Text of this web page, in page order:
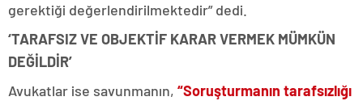
gerektiği değerlendirilmektedir” dedi.
‘TARAFSIZ VE OBJEKTİF KARAR VERMEK MÜMKÜN
DEĞİLDİR’
Avukatlar ise savunmanın, “Soruşturmanın tarafsızlığı